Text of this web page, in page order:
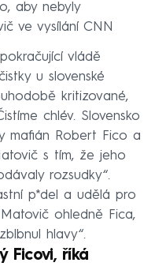
aby nebyly
ve vysílání CNN
vládě
u slovenské
kritizované,
chlév. Slovensko
mafián Robert Fico a
s tím, že jeho
rozsudky“.
p*del a udělá pro
ohledně Fica,
hlavy“.
Ficovi, říká